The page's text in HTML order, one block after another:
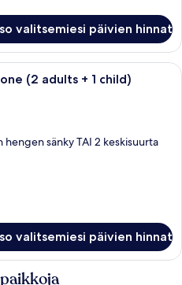
valitsemiesi päivien hinnat
Työpöytä, kannettavalle
(2 adults + 1 child)
hengen sänky TAI 2 keskisuurta
valitsemiesi päivien hinnat